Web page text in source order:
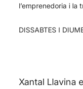
l’emprenedoria i la
DISSABTES I
Xantal Llavina